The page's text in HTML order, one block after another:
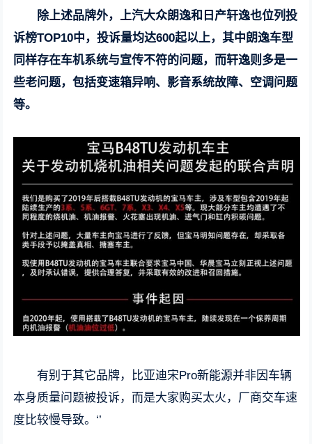
除上述品牌外，上汽大众朗逸和日产轩逸也位列投
诉榜TOP10中，投诉量均达600起以上，其中朗逸车型
同样存在车机系统与宣传不符的问题，而轩逸则多是一
些老问题，包括变速箱异响、影音系统故障、空调问题
等。
有别于其它品牌，比亚迪宋Pro新能源并非因车辆
本身质量问题被投诉，而是大家购买太火，厂商交车速
度比较慢导致。‘’